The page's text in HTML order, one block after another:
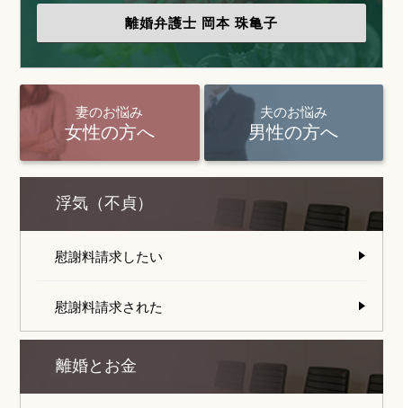
離婚弁護士 岡本 珠亀子
妻のお悩み
女性の方へ
夫のお悩み
男性の方へ
浮気（不貞）
慰謝料請求したい
慰謝料請求された
離婚とお金